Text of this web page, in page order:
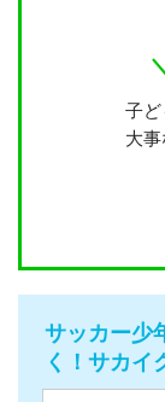
子ど
大
サッカー少
く！サカイ